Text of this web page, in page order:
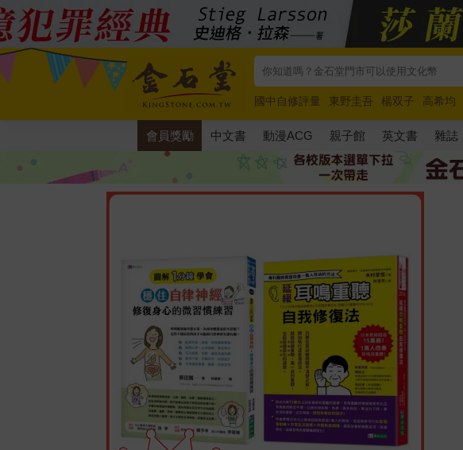
國中自修評量 東野圭吾 楊双子 高希均
唯紅花綻放
奧德賽 路邊攤新作 馬斯克
會員獎勵 中文書 動漫ACG 親子館 英文書 雜誌